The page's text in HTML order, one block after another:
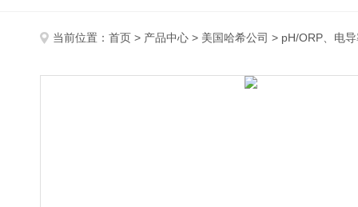
当前位置： 首页 > 产品中心 > 美国哈希公司 > pH/ORP、电